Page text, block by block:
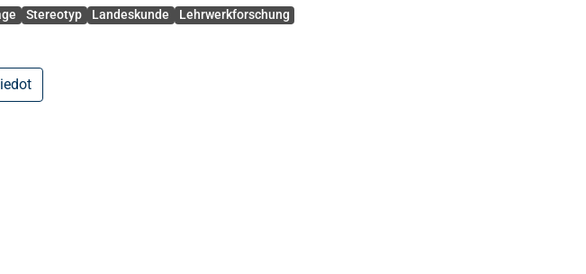
kuvia ja niiden roolia stereotyyppien ja
esitellään analyysin kannalta olennaisia
määritetään käsitteet kulttuuri ja maantuntemus
Stereotyp Landeskunde Lehrwerkforschung